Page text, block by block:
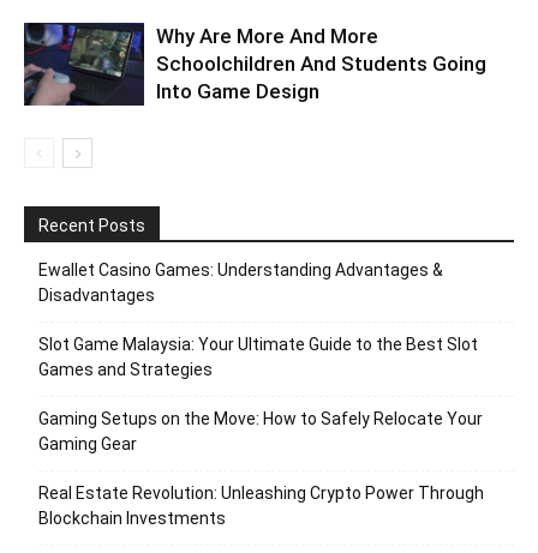
Why Are More And More
Schoolchildren And Students Going
Into Game Design
Recent Posts
Ewallet Casino Games: Understanding Advantages &
Disadvantages
Slot Game Malaysia: Your Ultimate Guide to the Best Slot
Games and Strategies
Gaming Setups on the Move: How to Safely Relocate Your
Gaming Gear
Real Estate Revolution: Unleashing Crypto Power Through
Blockchain Investments